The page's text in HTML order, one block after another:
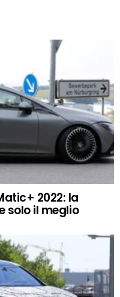
2022: la
solo il meglio